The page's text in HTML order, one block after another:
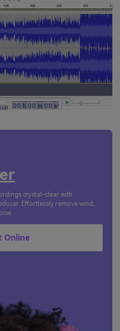
crystal-clear with
Effortlessly remove wind,
Online